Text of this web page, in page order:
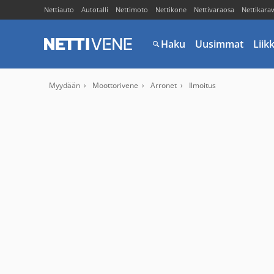
Nettiauto Autotalli Nettimoto Nettikone Nettivaraosa
Haku Uusimmat
Myydään Moottorivene Arronet Ilmoitus